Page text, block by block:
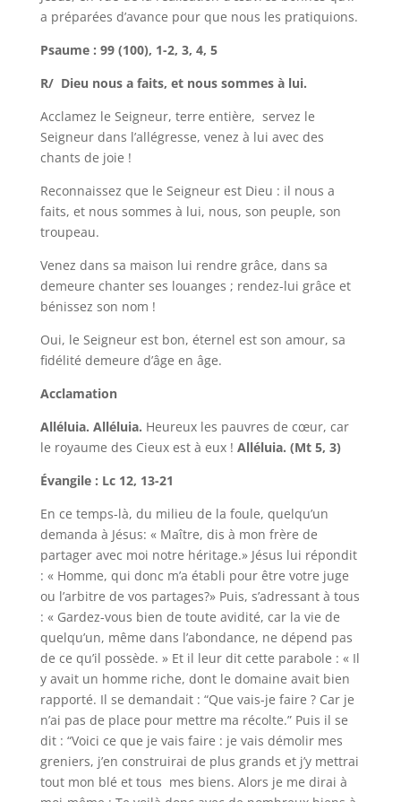
a préparées d’avance pour que nous les pratiquions.
Psaume : 99 (100), 1-2, 3, 4, 5
R/ Dieu nous a faits, et nous sommes à lui.
Acclamez le Seigneur, terre entière, servez le
Seigneur dans l’allégresse, venez à lui avec des
chants de joie !
Reconnaissez que le Seigneur est Dieu : il nous a
faits, et nous sommes à lui, nous, son peuple, son
troupeau.
Venez dans sa maison lui rendre grâce, dans sa
demeure chanter ses louanges ; rendez-lui grâce et
bénissez son nom !
Oui, le Seigneur est bon, éternel est son amour, sa
fidélité demeure d’âge en âge.
Acclamation
Alléluia. Alléluia. Heureux les pauvres de cœur, car
le royaume des Cieux est à eux ! Alléluia. (Mt 5, 3)
Évangile : Lc 12, 13-21
En ce temps-là, du milieu de la foule, quelqu’un
demanda à Jésus: « Maître, dis à mon frère de
partager avec moi notre héritage.» Jésus lui répondit
: « Homme, qui donc m’a établi pour être votre juge
ou l’arbitre de vos partages?» Puis, s’adressant à tous
: « Gardez-vous bien de toute avidité, car la vie de
quelqu’un, même dans l’abondance, ne dépend pas
de ce qu’il possède. » Et il leur dit cette parabole : « Il
y avait un homme riche, dont le domaine avait bien
rapporté. Il se demandait : “Que vais-je faire ? Car je
n’ai pas de place pour mettre ma récolte.” Puis il se
dit : “Voici ce que je vais faire : je vais démolir mes
greniers, j’en construirai de plus grands et j’y mettrai
tout mon blé et tous mes biens. Alors je me dirai à